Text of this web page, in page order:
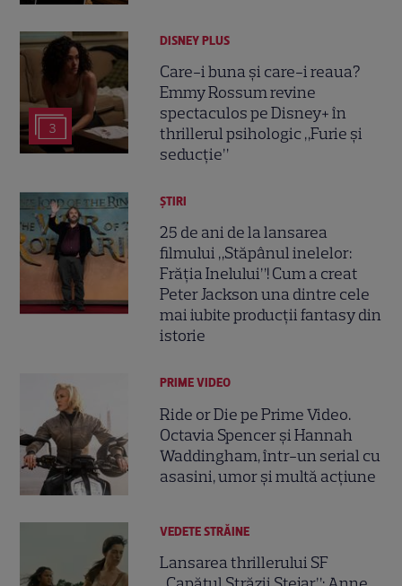
3
DISNEY PLUS
Care-i buna și care-i reaua?
Emmy Rossum revine
spectaculos pe Disney+ în
thrillerul psihologic „Furie și
seducție”
ȘTIRI
25 de ani de la lansarea
filmului „Stăpânul inelelor:
Frăția Inelului”! Cum a creat
Peter Jackson una dintre cele
mai iubite producții fantasy din
istorie
PRIME VIDEO
Ride or Die pe Prime Video.
Octavia Spencer și Hannah
Waddingham, într-un serial cu
asasini, umor și multă acțiune
VEDETE STRĂINE
Lansarea thrillerului SF